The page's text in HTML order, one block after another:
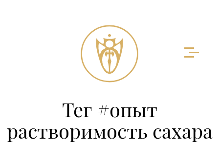
Тег #опыт
растворимость сахара